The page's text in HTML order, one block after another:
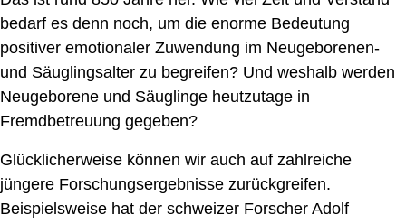
bedarf es denn noch, um die enorme Bedeutung
positiver emotionaler Zuwendung im Neugeborenen-
und Säuglingsalter zu begreifen? Und weshalb werden
Neugeborene und Säuglinge heutzutage in
Fremdbetreuung gegeben?
Glücklicherweise können wir auch auf zahlreiche
jüngere Forschungsergebnisse zurückgreifen.
Beispielsweise hat der schweizer Forscher Adolf